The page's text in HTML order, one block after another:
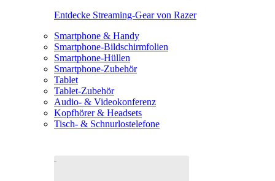
Entdecke Streaming-Gear von Razer
Smartphone & Handy
Smartphone-Bildschirmfolien
Smartphone-Hüllen
Smartphone-Zubehör
Tablet
Tablet-Zubehör
Audio- & Videokonferenz
Kopfhörer & Headsets
Tisch- & Schnurlostelefone